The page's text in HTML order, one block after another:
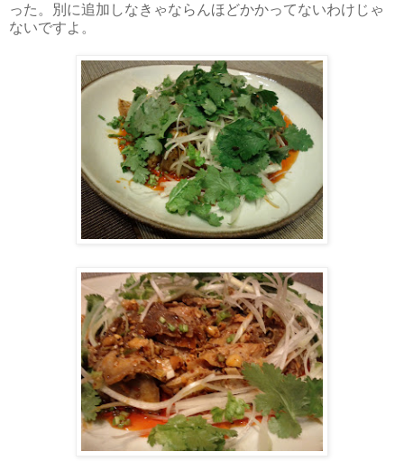
った。別に追加しなきゃならんほどかかってないわけじゃ
ないですよ。